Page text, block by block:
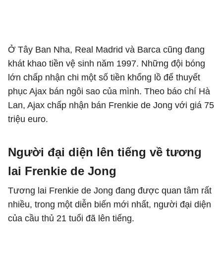
Ở Tây Ban Nha, Real Madrid và Barca cũng đang
khát khao tiền vệ sinh năm 1997. Những đội bóng
lớn chấp nhận chi một số tiền khổng lồ để thuyết
phục Ajax bán ngôi sao của mình. Theo báo chí Hà
Lan, Ajax chấp nhận bán Frenkie de Jong với giá 75
triệu euro.
Người đại diện lên tiếng về tương
lai Frenkie de Jong
Tương lai Frenkie de Jong đang được quan tâm rất
nhiều, trong một diễn biến mới nhất, người đại diện
của cầu thủ 21 tuổi đã lên tiếng.